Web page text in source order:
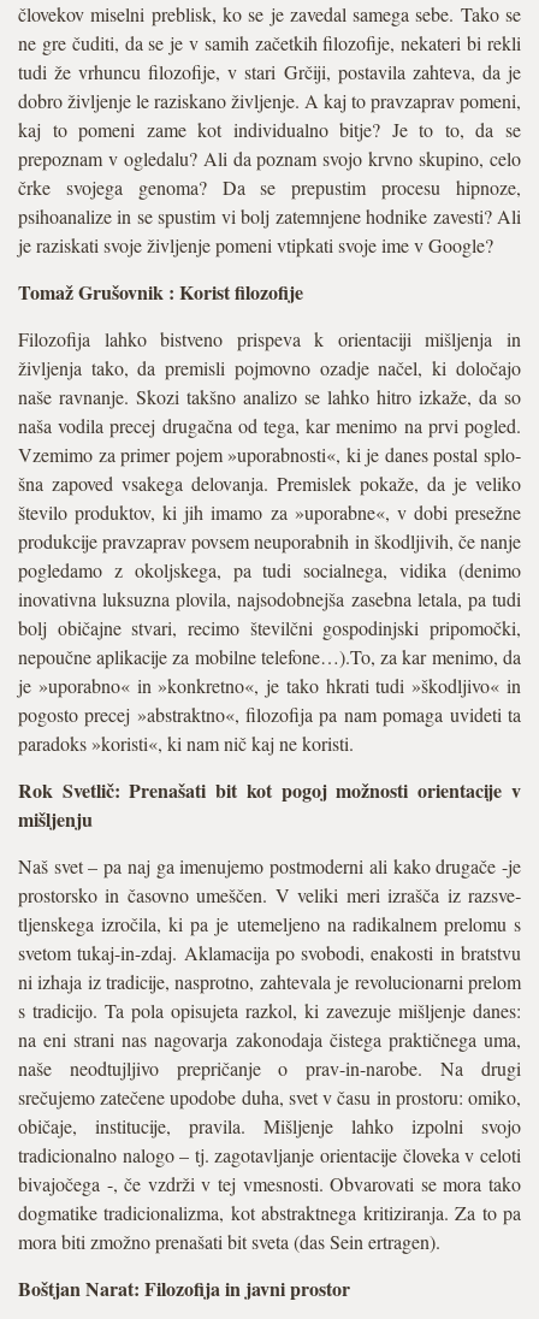
člo­vekov miselni preblisk, ko se je zavedal samega sebe. Tako se
ne gre čuditi, da se je v samih začetkih filozofije, nekateri bi rekli
tudi že vrhuncu filozofije, v stari Grčiji, postavila zahteva, da je
dobro življenje le raziskano življenje. A kaj to pravzaprav pomeni,
kaj to pomeni zame kot individualno bitje? Je to to, da se
prepoznam v ogledalu? Ali da poznam svojo krvno skupino, celo
črke svojega genoma? Da se prepustim procesu hipnoze,
psihoanalize in se spustim vi bolj zatemnjene hodnike zavesti? Ali
je raziskati svoje življenje pomeni vtipkati svoje ime v Google?
Tomaž Grušovnik : Korist filozofije
Filozofija lahko bistveno prispeva k orientaciji mišljenja in
življenja tako, da premisli pojmovno ozadje načel, ki določajo
naše ravnanje. Skozi takšno analizo se lahko hitro izkaže, da so
naša vodila precej drugačna od tega, kar menimo na prvi pogled.
Vzemimo za primer pojem »uporabnosti«, ki je danes postal splo­
šna zapoved vsakega delovanja. Premislek pokaže, da je veliko
število produktov, ki jih imamo za »uporabne«, v dobi presežne
produkcije pravzaprav povsem neuporabnih in škodljivih, če nanje
pogledamo z okoljskega, pa tudi socialnega, vidika (denimo
inovativna luksuzna plovila, najsodobnejša zasebna letala, pa tudi
bolj običajne stvari, recimo številčni gospodinjski pripomočki,
nepoučne aplikacije za mobilne telefone…).To, za kar menimo, da
je »uporabno« in »konkretno«, je tako hkrati tudi »škodljivo« in
pogosto precej »abstraktno«, filozofija pa nam pomaga uvideti ta
paradoks »koristi«, ki nam nič kaj ne koristi.
Rok Svetlič: Prenašati bit kot pogoj možnosti orientacije v
mišljenju
Naš svet – pa naj ga imenujemo postmoderni ali kako drugače -je
prostorsko in časovno umeščen. V veliki meri izrašča iz razsve­
tljenskega izročila, ki pa je utemeljeno na radikalnem prelomu s
svetom tukaj-in-zdaj. Aklamacija po svobodi, enakosti in bratstvu
ni izhaja iz tradicije, nasprotno, zahtevala je revolucionarni prelom
s tradicijo. Ta pola opisujeta razkol, ki zavezuje mišljenje danes:
na eni strani nas nagovarja zakonodaja čistega praktičnega uma,
naše neodtujljivo prepričanje o prav-in-narobe. Na drugi
srečujemo zatečene upodobe duha, svet v času in prostoru: omiko,
običaje, institucije, pravila. Mišljenje lahko izpolni svojo
tradicionalno nalogo – tj. zagotavljanje orientacije človeka v celoti
bivajočega -, če vzdrži v tej vmesnosti. Obvarovati se mora tako
dogmatike tradicionalizma, kot abstraktnega kritiziranja. Za to pa
mora biti zmožno prenašati bit sveta (das Sein ertragen).
Boštjan Narat: Filozofija in javni prostor